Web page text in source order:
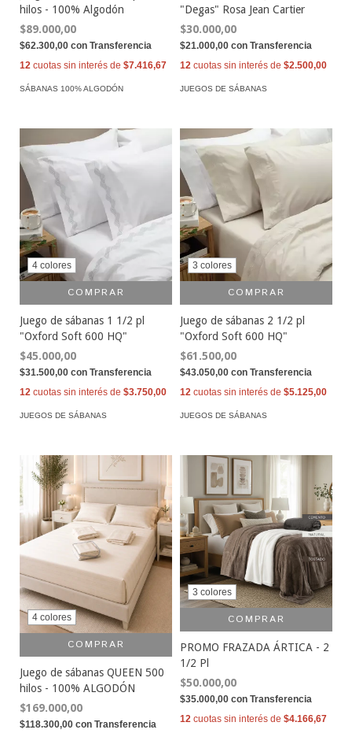
hilos - 100% Algodón
$89.000,00
$62.300,00 con Transferencia
12 cuotas sin interés de $7.416,67
SÁBANAS 100% ALGODÓN
"Degas" Rosa Jean Cartier
$30.000,00
$21.000,00 con Transferencia
12 cuotas sin interés de $2.500,00
JUEGOS DE SÁBANAS
4 colores
COMPRAR
Juego de sábanas 1 1/2 pl
"Oxford Soft 600 HQ"
$45.000,00
$31.500,00 con Transferencia
12 cuotas sin interés de $3.750,00
JUEGOS DE SÁBANAS
3 colores
COMPRAR
Juego de sábanas 2 1/2 pl
"Oxford Soft 600 HQ"
$61.500,00
$43.050,00 con Transferencia
12 cuotas sin interés de $5.125,00
JUEGOS DE SÁBANAS
4 colores
COMPRAR
Juego de sábanas QUEEN 500
hilos - 100% ALGODÓN
$169.000,00
$118.300,00 con Transferencia
3 colores
COMPRAR
PROMO FRAZADA ÁRTICA - 2
1/2 Pl
$50.000,00
$35.000,00 con Transferencia
12 cuotas sin interés de $4.166,67